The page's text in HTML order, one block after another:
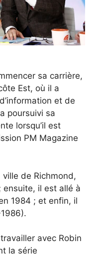
sa carrière,
Est, où il a
et de
poursuivi sa
lorsqu’il est
PM Magazine
de Richmond,
ensuite, il est allé à
1984 ; et enfin, il
avec Robin
la série